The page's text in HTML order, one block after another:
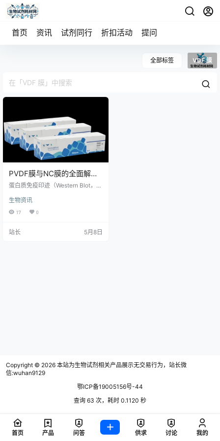
首页 资讯 试剂同行 折扣活动 提问
全部标签 VDF 膜
PVDF膜与NC膜的全面解
析：原理、差异及应用场景
蛋白质免疫印迹（Western Blot，W
的核心环节，膜的选择直接决定蛋
白结合效率、信号强度、背景噪音
为WB实验主流固相载体，理化性质
生物资讯
17 0
站长 5月8日
Copyright © 2026 本站为生物试剂相关产品展示无交易行为，站长微
信:wuhan9129
鄂ICP备19005156号-44
查询 63 次，耗时 0.1120 秒
首页 产品 问答 供求 讨论 我的